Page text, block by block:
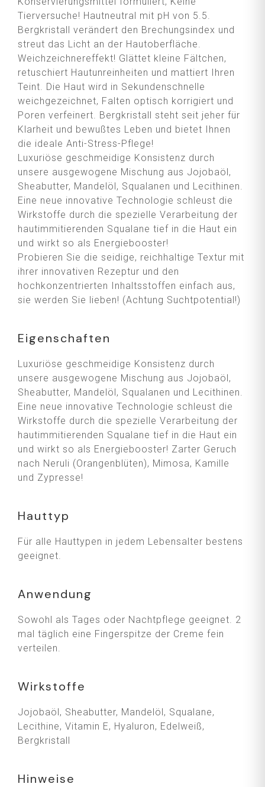
Tierversuche! Hautneutral mit pH von 5.5.
Bergkristall verändert den Brechungsindex und
streut das Licht an der Hautoberfläche.
Weichzeichnereffekt! Glättet kleine Fältchen,
retuschiert Hautunreinheiten und mattiert Ihren
Teint. Die Haut wird in Sekundenschnelle
weichgezeichnet, Falten optisch korrigiert und
Poren verfeinert. Bergkristall steht seit jeher für
Klarheit und bewußtes Leben und bietet Ihnen
die ideale Anti-Stress-Pflege!
Luxuriöse geschmeidige Konsistenz durch
unsere ausgewogene Mischung aus Jojobaöl,
Sheabutter, Mandelöl, Squalanen und Lecithinen.
Eine neue innovative Technologie schleust die
Wirkstoffe durch die spezielle Verarbeitung der
hautimmitierenden Squalane tief in die Haut ein
und wirkt so als Energiebooster!
Probieren Sie die seidige, reichhaltige Textur mit
ihrer innovativen Rezeptur und den
hochkonzentrierten Inhaltsstoffen einfach aus,
sie werden Sie lieben! (Achtung Suchtpotential!)
Eigenschaften
Luxuriöse geschmeidige Konsistenz durch
unsere ausgewogene Mischung aus Jojobaöl,
Sheabutter, Mandelöl, Squalanen und Lecithinen.
Eine neue innovative Technologie schleust die
Wirkstoffe durch die spezielle Verarbeitung der
hautimmitierenden Squalane tief in die Haut ein
und wirkt so als Energiebooster! Zarter Geruch
nach Neruli (Orangenblüten), Mimosa, Kamille
und Zypresse!
Hauttyp
Für alle Hauttypen in jedem Lebensalter bestens
geeignet.
Anwendung
Sowohl als Tages oder Nachtpflege geeignet. 2
mal täglich eine Fingerspitze der Creme fein
verteilen.
Wirkstoffe
Jojobaöl, Sheabutter, Mandelöl, Squalane,
Lecithine, Vitamin E, Hyaluron, Edelweiß,
Bergkristall
Hinweise